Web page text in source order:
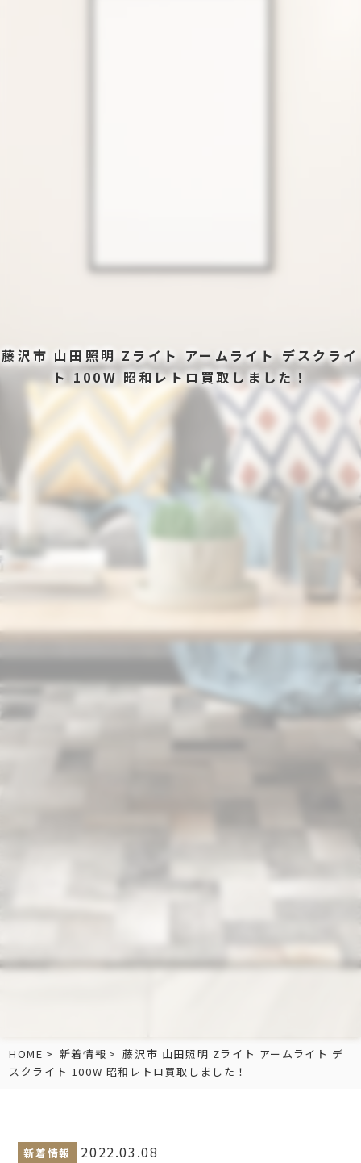
藤沢市 山田照明 Zライト アームライト デスクライ
ト 100W 昭和レトロ買取しました！
HOME 新着情報
藤沢市 山田照明 Zライト アームライト デ
スクライト 100W 昭和レトロ買取しました！
新着情報 2022.03.08